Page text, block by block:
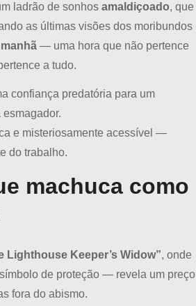
ladrão de sonhos amaldiçoado, que
as últimas visões dos moribundos
— uma hora que não pertence
a tudo.
confiança predatória para um
e misteriosamente acessível —
do trabalho.
machuca como
Lighthouse Keeper’s Widow”, onde
de proteção — revela um preço
fora do abismo.